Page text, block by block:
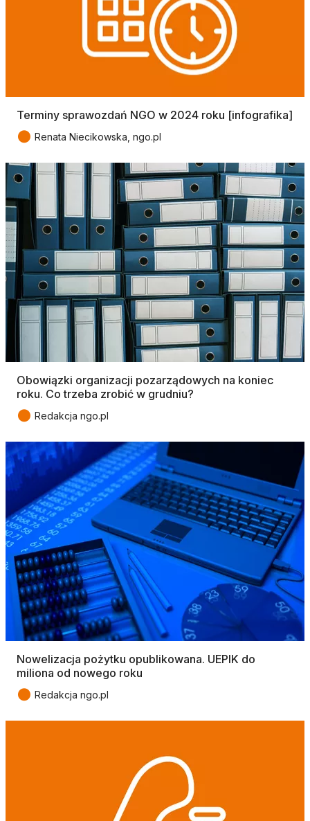
Terminy sprawozdań NGO w 2024 roku [infografika]
● Renata Niecikowska, ngo.pl
Obowiązki organizacji pozarządowych na koniec
roku. Co trzeba zrobić w grudniu?
● Redakcja ngo.pl
Nowelizacja pożytku opublikowana. UEPIK do
miliona od nowego roku
● Redakcja ngo.pl